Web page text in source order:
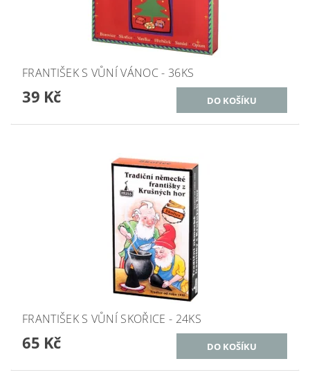
FRANTIŠEK S VŮNÍ VÁNOC - 36KS
39 Kč
FRANTIŠEK S VŮNÍ SKOŘICE - 24KS
65 Kč